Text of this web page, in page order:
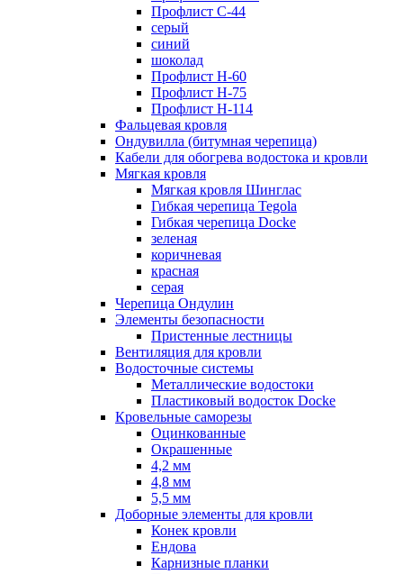
Профлист С-44
серый
синий
шоколад
Профлист Н-60
Профлист Н-75
Профлист H-114
Фальцевая кровля
Ондувилла (битумная черепица)
Кабели для обогрева водостока и кровли
Мягкая кровля
Мягкая кровля Шинглас
Гибкая черепица Tegola
Гибкая черепица Docke
зеленая
коричневая
красная
серая
Черепица Ондулин
Элементы безопасности
Пристенные лестницы
Вентиляция для кровли
Водосточные системы
Металлические водостоки
Пластиковый водосток Docke
Кровельные саморезы
Оцинкованные
Окрашенные
4,2 мм
4,8 мм
5,5 мм
Доборные элементы для кровли
Конек кровли
Ендова
Карнизные планки